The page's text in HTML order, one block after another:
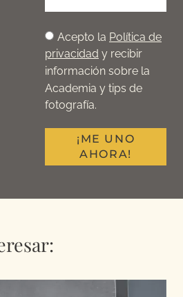
Acepto la Política de
privacidad y recibir
información sobre la
Academia y tips de
fotografía.
¡ME UNO
AHORA!